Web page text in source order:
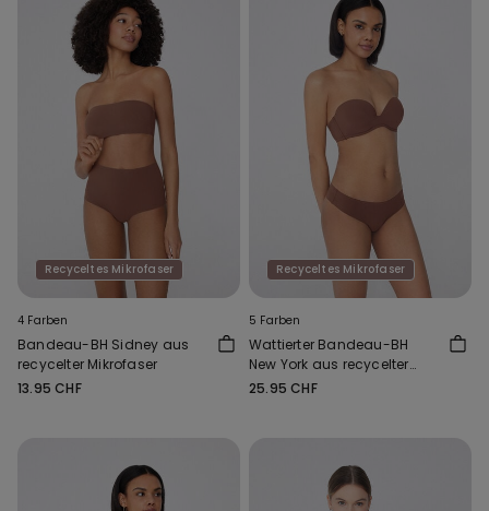
Recyceltes Mikrofaser
4 Farben
Bandeau-BH Sidney aus
recycelter Mikrofaser
13.95 CHF
Recyceltes Mikrofaser
5 Farben
Wattierter Bandeau-BH
New York aus recycelter
Mikrofaser
25.95 CHF